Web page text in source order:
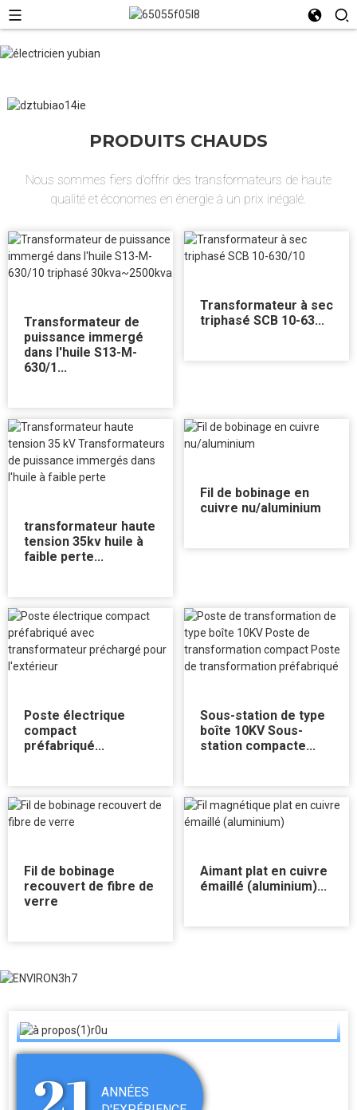
PRODUITS CHAUDS
Nous sommes fiers d’offrir des transformateurs de haute
qualité et économes en énergie à un prix inégalé.
Transformateur de
puissance immergé
dans l'huile S13-M-
630/1...
Transformateur à sec
triphasé SCB 10-63...
transformateur haute
tension 35kv huile à
faible perte...
Fil de bobinage en
cuivre nu/aluminium
Poste électrique
compact
préfabriqué...
Sous-station de type
boîte 10KV Sous-
station compacte...
Fil de bobinage
recouvert de fibre de
verre
Aimant plat en cuivre
émaillé (aluminium)...
ANNÉES